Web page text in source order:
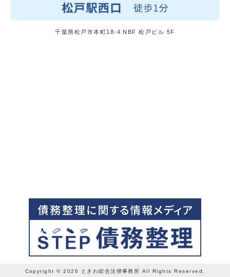
千葉県松戸市本町18-4 NBF 松戸ビル 5F
Copyright © 2026 ときわ綜合法律事務所 All Rights Reserved.